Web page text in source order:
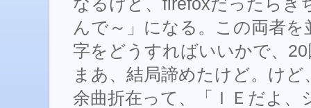
んで～」になる。この両者
字をどうすればいいかで、
まあ、結局諦めたけど。け
余曲折在って、「ＩＥだよ、